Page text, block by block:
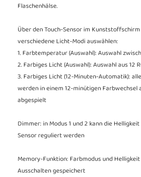
Flaschenhälse.
Über den Touch-Sensor im
verschiedene Licht-Modi auswählen:
1. Farbtemperatur (Auswahl): Auswahl
2. Farbiges Licht (Auswahl): Auswahl aus 12
3. Farbiges Licht (12-Minuten-Automatik):
werden in einem 12-minütigen Farbwechsel
abgespielt
Dimmer: in Modus 1 und 2 kann die
Sensor reguliert werden
Memory-Funktion: Farbmodus und
Ausschalten gespeichert